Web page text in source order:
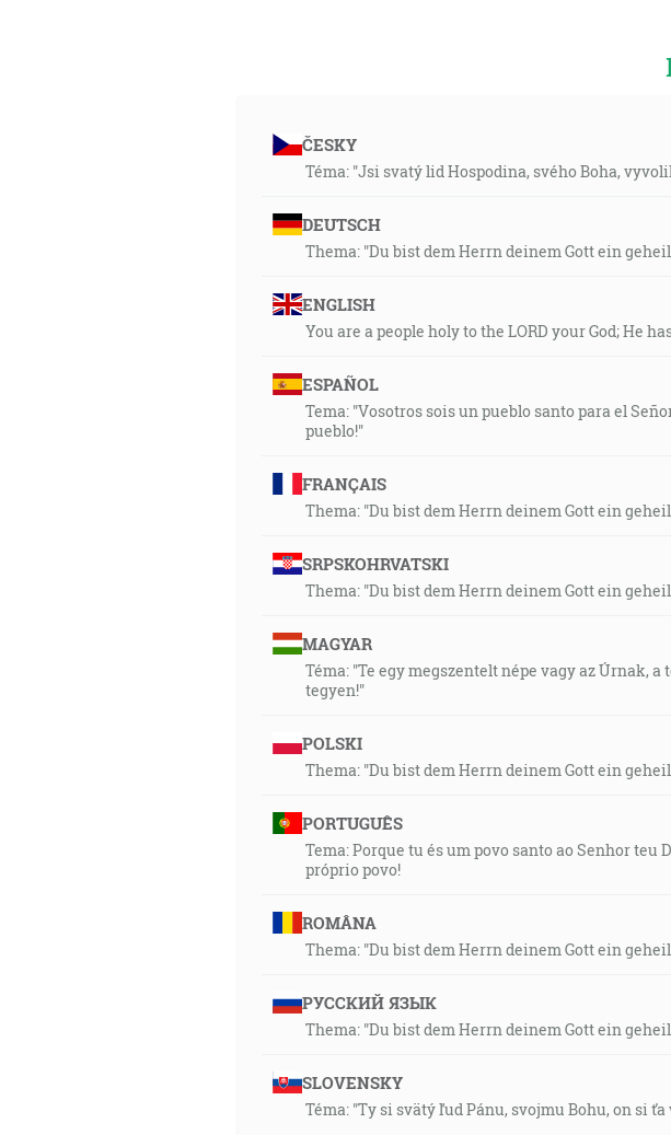
ČESKY
Téma: "Jsi svatý lid Hospodina, svého Boha,
DEUTSCH
Thema: "Du bist dem Herrn deinem Gott ein
ENGLISH
You are a people holy to the LORD your God; He
ESPAÑOL
Tema: "Vosotros sois un pueblo santo para el
pueblo!"
FRANÇAIS
Thema: "Du bist dem Herrn deinem Gott ein
SRPSKOHRVATSKI
Thema: "Du bist dem Herrn deinem Gott ein
MAGYAR
Téma: "Te egy megszentelt népe vagy az Úrnak,
tegyen!"
POLSKI
Thema: "Du bist dem Herrn deinem Gott ein
PORTUGUÊS
Tema: Porque tu és um povo santo ao Senhor teu
próprio povo!
ROMÂNA
Thema: "Du bist dem Herrn deinem Gott ein
РУССКИЙ ЯЗЫК
Thema: "Du bist dem Herrn deinem Gott ein
SLOVENSKY
Téma: "Ty si svätý ľud Pánu, svojmu Bohu, on si